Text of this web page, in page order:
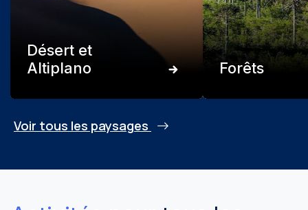
Désert et
Altiplano
Forêts
Voir tous les paysages